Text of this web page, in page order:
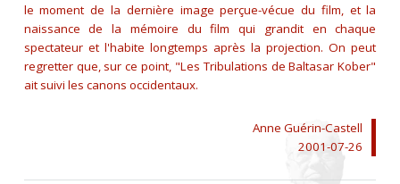
le moment de la dernière image perçue-vécue du film, et la
naissance de la mémoire du film qui grandit en chaque
spectateur et l'habite longtemps après la projection. On peut
regretter que, sur ce point, "Les Tribulations de Baltasar Kober"
ait suivi les canons occidentaux.
Anne Guérin-Castell
2001-07-26